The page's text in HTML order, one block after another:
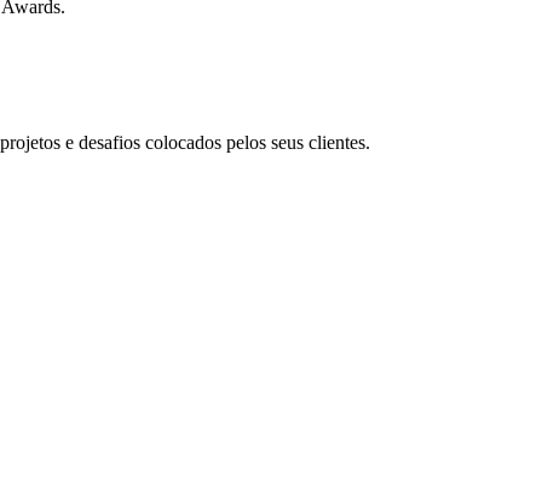
e desafios colocados pelos seus clientes.